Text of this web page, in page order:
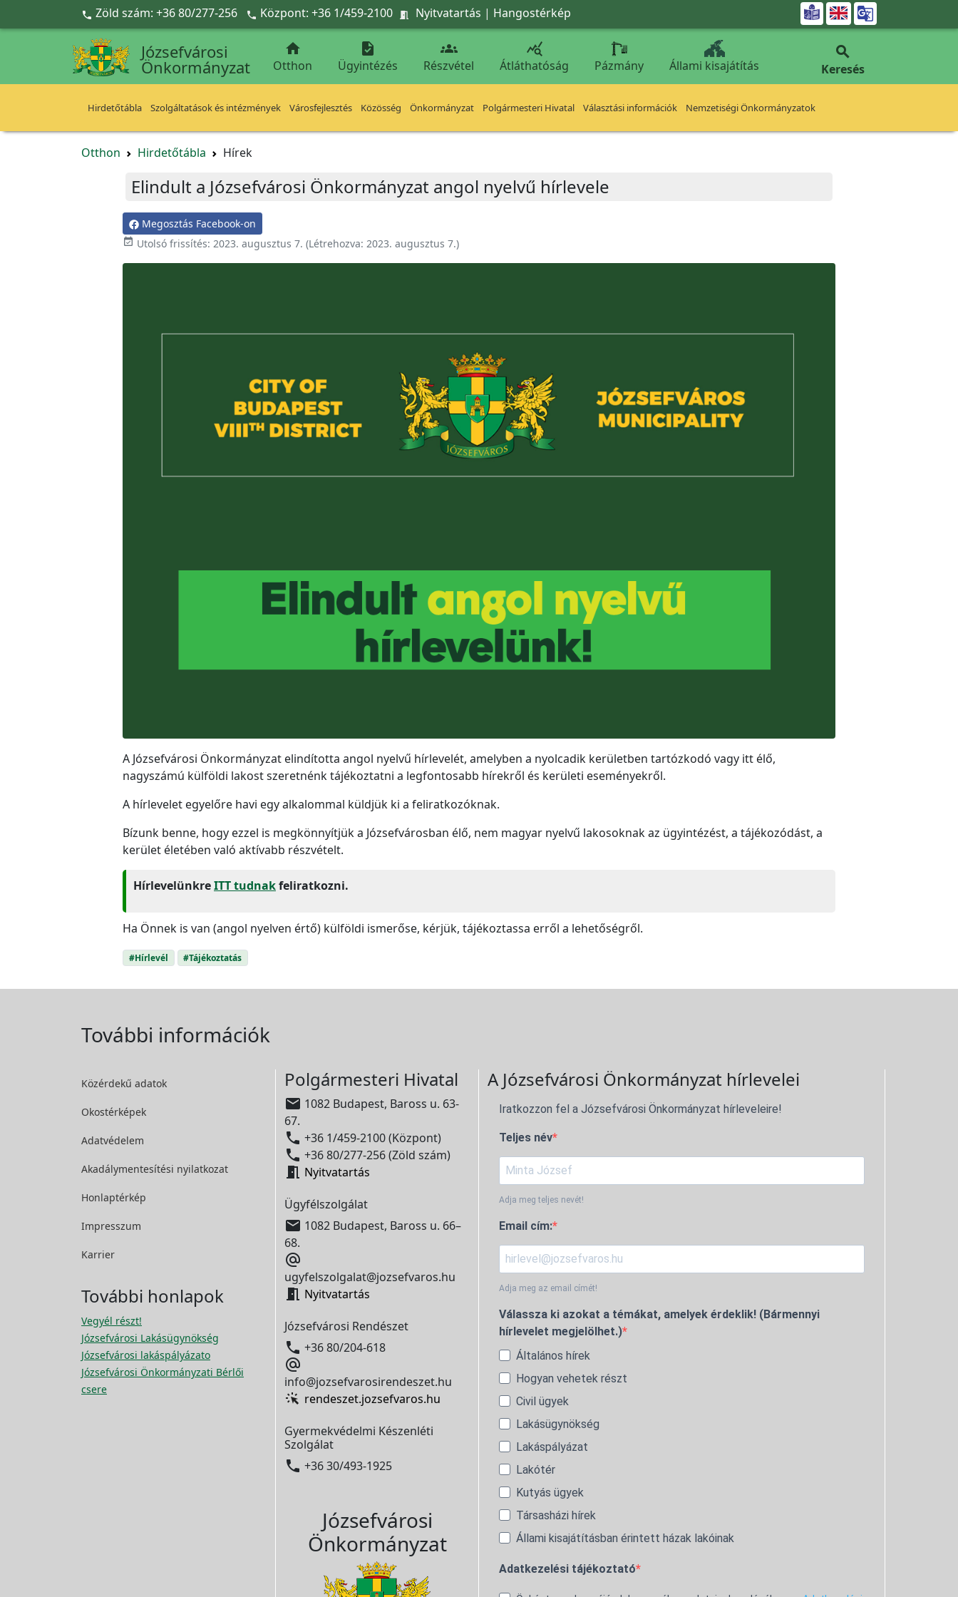
Ugrás a fő tartalomra
 Zöld szám: +36 80/277-256  Központ: +36 1/459-2100  Nyitvatartás | Hangostérkép 
Józsefvárosi
Önkormányzat

Otthon

Ügyintézés

Részvétel

Átláthatóság Pázmány Állami kisajátítás

Keresés
Hirdetőtábla Szolgáltatások és intézmények Városfejlesztés Közösség Önkormányzat Polgármesteri Hivatal Választási információk Nemzetiségi Önkormányzatok
Otthon Hirdetőtábla Hírek
Elindult a Józsefvárosi Önkormányzat angol nyelvű hírlevele
Megosztás Facebook-on
 Utolsó frissítés: 2023. augusztus 7. (Létrehozva: 2023. augusztus 7.)
A Józsefvárosi Önkormányzat elindította angol nyelvű hírlevelét, amelyben a nyolcadik kerületben tartózkodó vagy itt élő,
nagyszámú külföldi lakost szeretnénk tájékoztatni a legfontosabb hírekről és kerületi eseményekről.
A hírlevelet egyelőre havi egy alkalommal küldjük ki a feliratkozóknak.
Bízunk benne, hogy ezzel is megkönnyítjük a Józsefvárosban élő, nem magyar nyelvű lakosoknak az ügyintézést, a tájékozódást, a
kerület életében való aktívabb részvételt.
HírlevelünkreITT tudnakfeliratkozni.
Ha Önnek is van (angol nyelven értő) külföldi ismerőse, kérjük, tájékoztassa erről a lehetőségről.
#Hírlevél #Tájékoztatás
További információk
Közérdekű adatok
Okostérképek
Adatvédelem
Akadálymentesítési nyilatkozat
Honlaptérkép
Impresszum
Karrier
További honlapok
Vegyél részt!
Józsefvárosi Lakásügynökség
Józsefvárosi lakáspályázato
Józsefvárosi Önkormányzati Bérlői
csere
Polgármesteri Hivatal
 1082 Budapest, Baross u. 63-
67.
 +36 1/459-2100 (Központ)
 +36 80/277-256 (Zöld szám)
 Nyitvatartás
Ügyfélszolgálat
 1082 Budapest, Baross u. 66–
68.

ugyfelszolgalat@jozsefvaros.hu
 Nyitvatartás
Józsefvárosi Rendészet
 +36 80/204-618

info@jozsefvarosirendeszet.hu
rendeszet.jozsefvaros.hu
Gyermekvédelmi Készenléti
Szolgálat
 +36 30/493-1925
Józsefvárosi
Önkormányzat
A Józsefvárosi Önkormányzat hírlevelei
Iratkozzon fel a Józsefvárosi Önkormányzat hírleveleire!
Teljes név
Adja meg teljes nevét!
Email cím:
Adja meg az email címét!
Válassza ki azokat a témákat, amelyek érdeklik! (Bármennyi
hírlevelet megjelölhet.)
Általános hírek
Hogyan vehetek részt
Civil ügyek
Lakásügynökség
Lakáspályázat
Lakótér
Kutyás ügyek
Társasházi hírek
Állami kisajátításban érintett házak lakóinak
Adatkezelési tájékoztató